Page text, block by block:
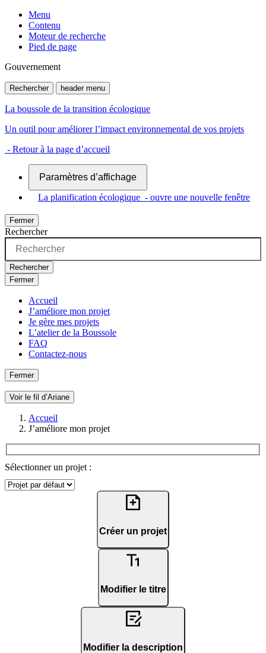
Menu
Contenu
Moteur de recherche
Pied de page
Gouvernement
Rechercher header menu
La boussole de la transition écologique
Un outil pour améliorer l’impact environnemental de vos projets
- Retour à la page d’accueil
Paramètres d’affichage
La planification écologique - ouvre une nouvelle fenêtre
Fermer
Rechercher
Rechercher
Fermer
Accueil
J’améliore mon projet
Je gère mes projets
L’atelier de la Boussole
FAQ
Contactez-nous
Fermer
Voir le fil d’Ariane
Accueil
J’améliore mon projet
Sélectionner un projet :
Créer un projet
Modifier le titre
Modifier la description